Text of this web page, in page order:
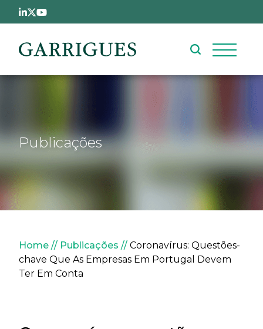
Passar para o conteúdo principal
Publicações
Navegação estrutural
Home Publicações
Coronavírus: Questões-
chave Que As Empresas Em Portugal Devem
Ter Em Conta